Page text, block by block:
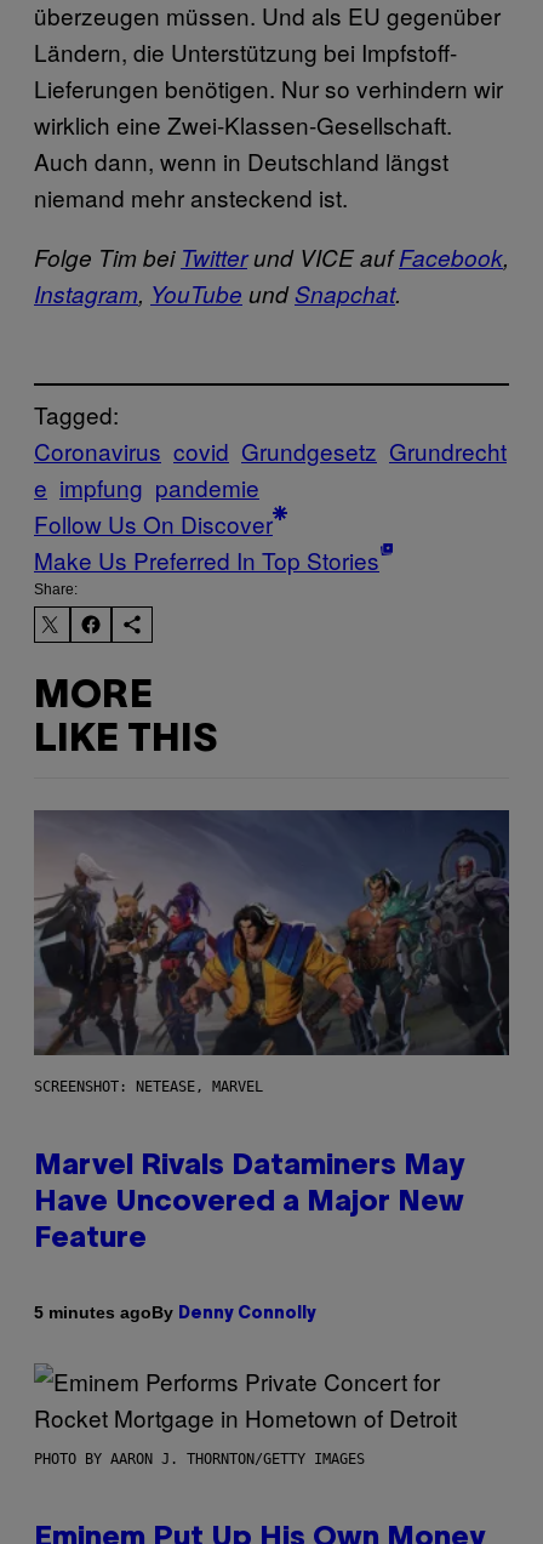
überzeugen müssen. Und als EU gegenüber
Ländern, die Unterstützung bei Impfstoff-
Lieferungen benötigen. Nur so verhindern wir
wirklich eine Zwei-Klassen-Gesellschaft.
Auch dann, wenn in Deutschland längst
niemand mehr ansteckend ist.
Folge Tim bei Twitterund VICE aufFacebook,
Instagram, YouTube undSnapchat.
Tagged:
Coronavirus covid Grundgesetz Grundrecht
e impfung pandemie
Follow Us On Discover
Make Us Preferred In Top Stories
Share:
MORE
LIKE THIS
SCREENSHOT: NETEASE, MARVEL
Marvel Rivals Dataminers May
Have Uncovered a Major New
Feature
5 minutes agoBy Denny Connolly
PHOTO BY AARON J. THORNTON/GETTY IMAGES
Eminem Put Up His Own Money